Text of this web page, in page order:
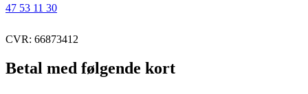
47 53 11 30
CVR: 66873412
Betal med følgende kort